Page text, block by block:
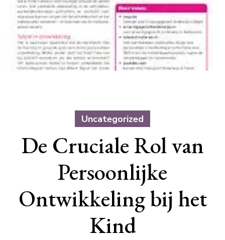
Uncategorized
De Cruciale Rol van
Persoonlijke
Ontwikkeling bij het
Kind